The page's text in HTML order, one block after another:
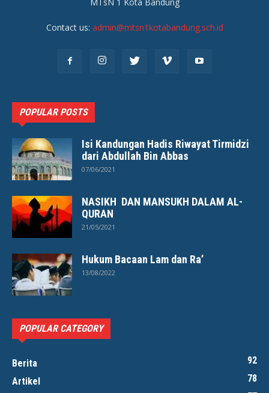
Contact us: admin@mtsn1kotabandung.sch.id
POPULAR POSTS
Isi Kandungan Hadis Riwayat Tirmidzi
dari Abdullah Bin Abbas
07/06/2021
NASIKH DAN MANSUKH DALAM AL-
QURAN
21/05/2021
Hukum Bacaan Lam dan Ra’
13/08/2022
POPULAR CATEGORY
Berita
92
Artikel
78